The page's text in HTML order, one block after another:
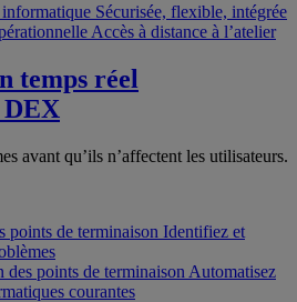
informatique Sécurisée, flexible, intégrée
Accès à distance à l’atelier
temps réel
avant qu’ils n’affectent les utilisateurs.
points de terminaison Identifiez et
des points de terminaison Automatisez
courantes